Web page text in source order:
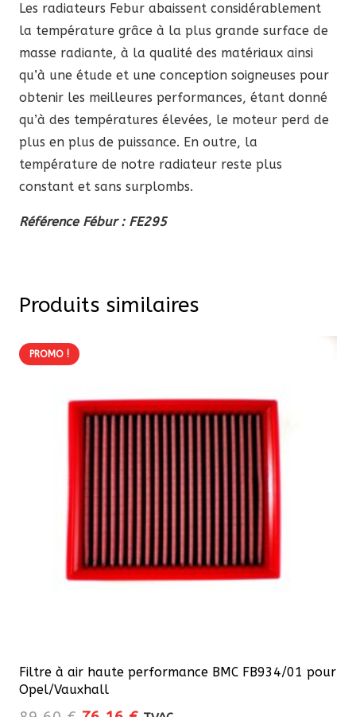
Les radiateurs Febur abaissent considérablement
la température grâce à la plus grande surface de
masse radiante, à la qualité des matériaux ainsi
qu’à une étude et une conception soigneuses pour
obtenir les meilleures performances, étant donné
qu’à des températures élevées, le moteur perd de
plus en plus de puissance. En outre, la
température de notre radiateur reste plus
constant et sans surplombs.
Référence Fébur : FE295
Produits similaires
PROMO !
Filtre à air haute performance BMC FB934/01 pour
Opel/Vauxhall